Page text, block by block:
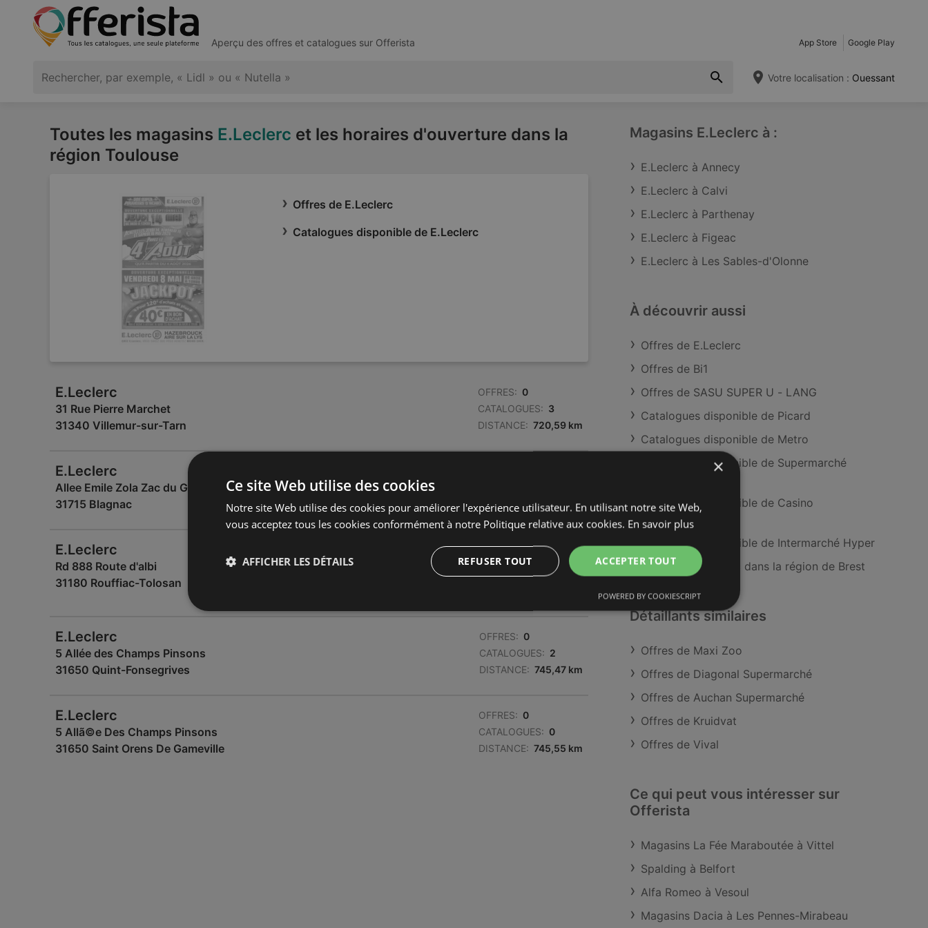
Aperçu des offres et catalogues sur Offerista App Store Google Play
Votre localisation : Ouessant
Toutes les magasins E.Leclerc et les horaires d'ouverture dans la
région Toulouse
Offres de E.Leclerc
Catalogues disponible de E.Leclerc
E.Leclerc
31 Rue Pierre Marchet
31340 Villemur-sur-Tarn
OFFRES: 0
CATALOGUES: 3
DISTANCE: 720,59 km
E.Leclerc
Allee Emile Zola Zac du Grand Noble
31715 Blagnac
DISTANCE: 731,19 km
E.Leclerc
Rd 888 Route d'albi
31180 Rouffiac-Tolosan
OFFRES: 0
CATALOGUES:
E.Leclerc
5 Allée des Champs Pinsons
31650 Quint-Fonsegrives
OFFRES: 0
CATALOGUES: 2
DISTANCE: 745,47 km
E.Leclerc
5 Allã©e Des Champs Pinsons
31650 Saint Orens De Gameville
OFFRES: 0
CATALOGUES: 0
DISTANCE: 745,55 km
Magasins E.Leclerc à :
E.Leclerc à Annecy
E.Leclerc à Calvi
E.Leclerc à Parthenay
E.Leclerc à Figeac
E.Leclerc à Les Sables-d'Olonne
À découvrir aussi
Offres de E.Leclerc
Offres de Bi1
Offres de SASU SUPER U - LANG
Catalogues disponible de Picard
Catalogues disponible de Metro
Catalogues disponible de Supermarché
Catalogues disponible de Casino
Supermarches
Catalogues disponible de Intermarché Hyper
Magasins E.Leclerc dans la région de Brest
Détaillants similaires
Offres de Maxi Zoo
Offres de Diagonal Supermarché
Offres de Auchan Supermarché
Offres de Kruidvat
Offres de Vival
Ce qui peut vous intéresser sur
Offerista
Magasins La Fée Maraboutée à Vittel
Spalding à Belfort
Alfa Romeo à Vesoul
Magasins Dacia à Les Pennes-Mirabeau
×
Ce site Web utilise des cookies
Notre site Web utilise des cookies pour améliorer l'expérience utilisateur. En utilisant notre site Web,
vous acceptez tous les cookies conformément à notre Politique relative aux cookies. En savoir plus
ACCEPTER TOUT
REFUSER TOUT
AFFICHER LES DÉTAILS
POWERED BY COOKIESCRIPT